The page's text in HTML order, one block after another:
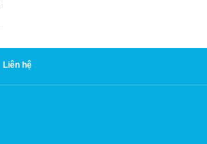
Liên hệ